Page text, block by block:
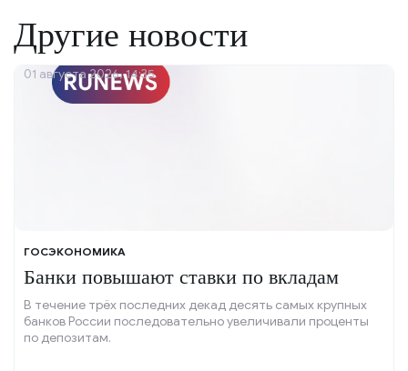
Другие новости
ГОСЭКОНОМИКА
Банки повышают ставки по вкладам
В течение трёх последних декад десять самых крупных
банков России последовательно увеличивали проценты
по депозитам.
01 августа 2026, 14:35